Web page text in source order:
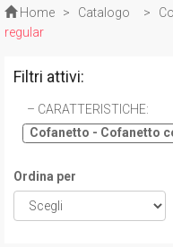
Home > Catalogo >
regular
Filtri attivi:
CARATTERISTICHE:
Cofanetto - Cofanetto
Ordina per